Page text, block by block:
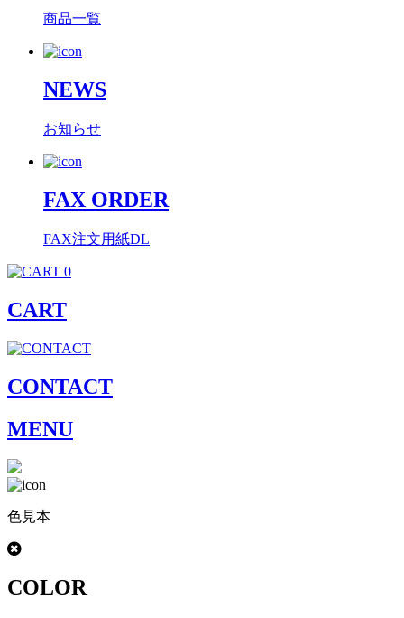
商品一覧
NEWS
お知らせ
FAX ORDER
FAX注文用紙DL
0
CART
CONTACT
MENU
色見本
COLOR